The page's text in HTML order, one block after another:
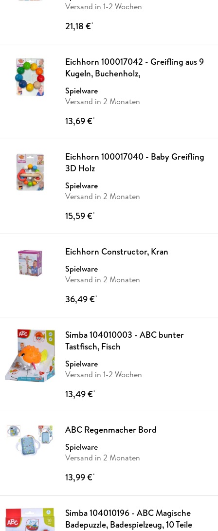
Versand in 1-2 Wochen
21,18 €*
Eichhorn 100017042 - Greifling aus 9
Kugeln, Buchenholz,
Spielware
Versand in 2 Monaten
13,69 €*
Eichhorn 100017040 - Baby Greifling
3D Holz
Spielware
Versand in 2 Monaten
15,59 €*
Eichhorn Constructor, Kran
Spielware
Versand in 2 Monaten
36,49 €*
Simba 104010003 - ABC bunter
Tastfisch, Fisch
Spielware
Versand in 1-2 Wochen
13,49 €*
ABC Regenmacher Bord
Spielware
Versand in 2 Monaten
13,99 €*
Simba 104010196 - ABC Magische
Badepuzzle, Badespielzeug, 10 Teile